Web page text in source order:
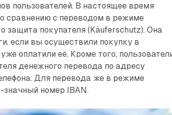
пользователей. В настоящее время
сравнению с переводом в режиме
защита покупателя (Käuferschutz). Она
если вы осуществили покупку в
оплатили её. Кроме того,
денежного перевода по адресу
Для перевода же в режиме
значный номер IBAN.